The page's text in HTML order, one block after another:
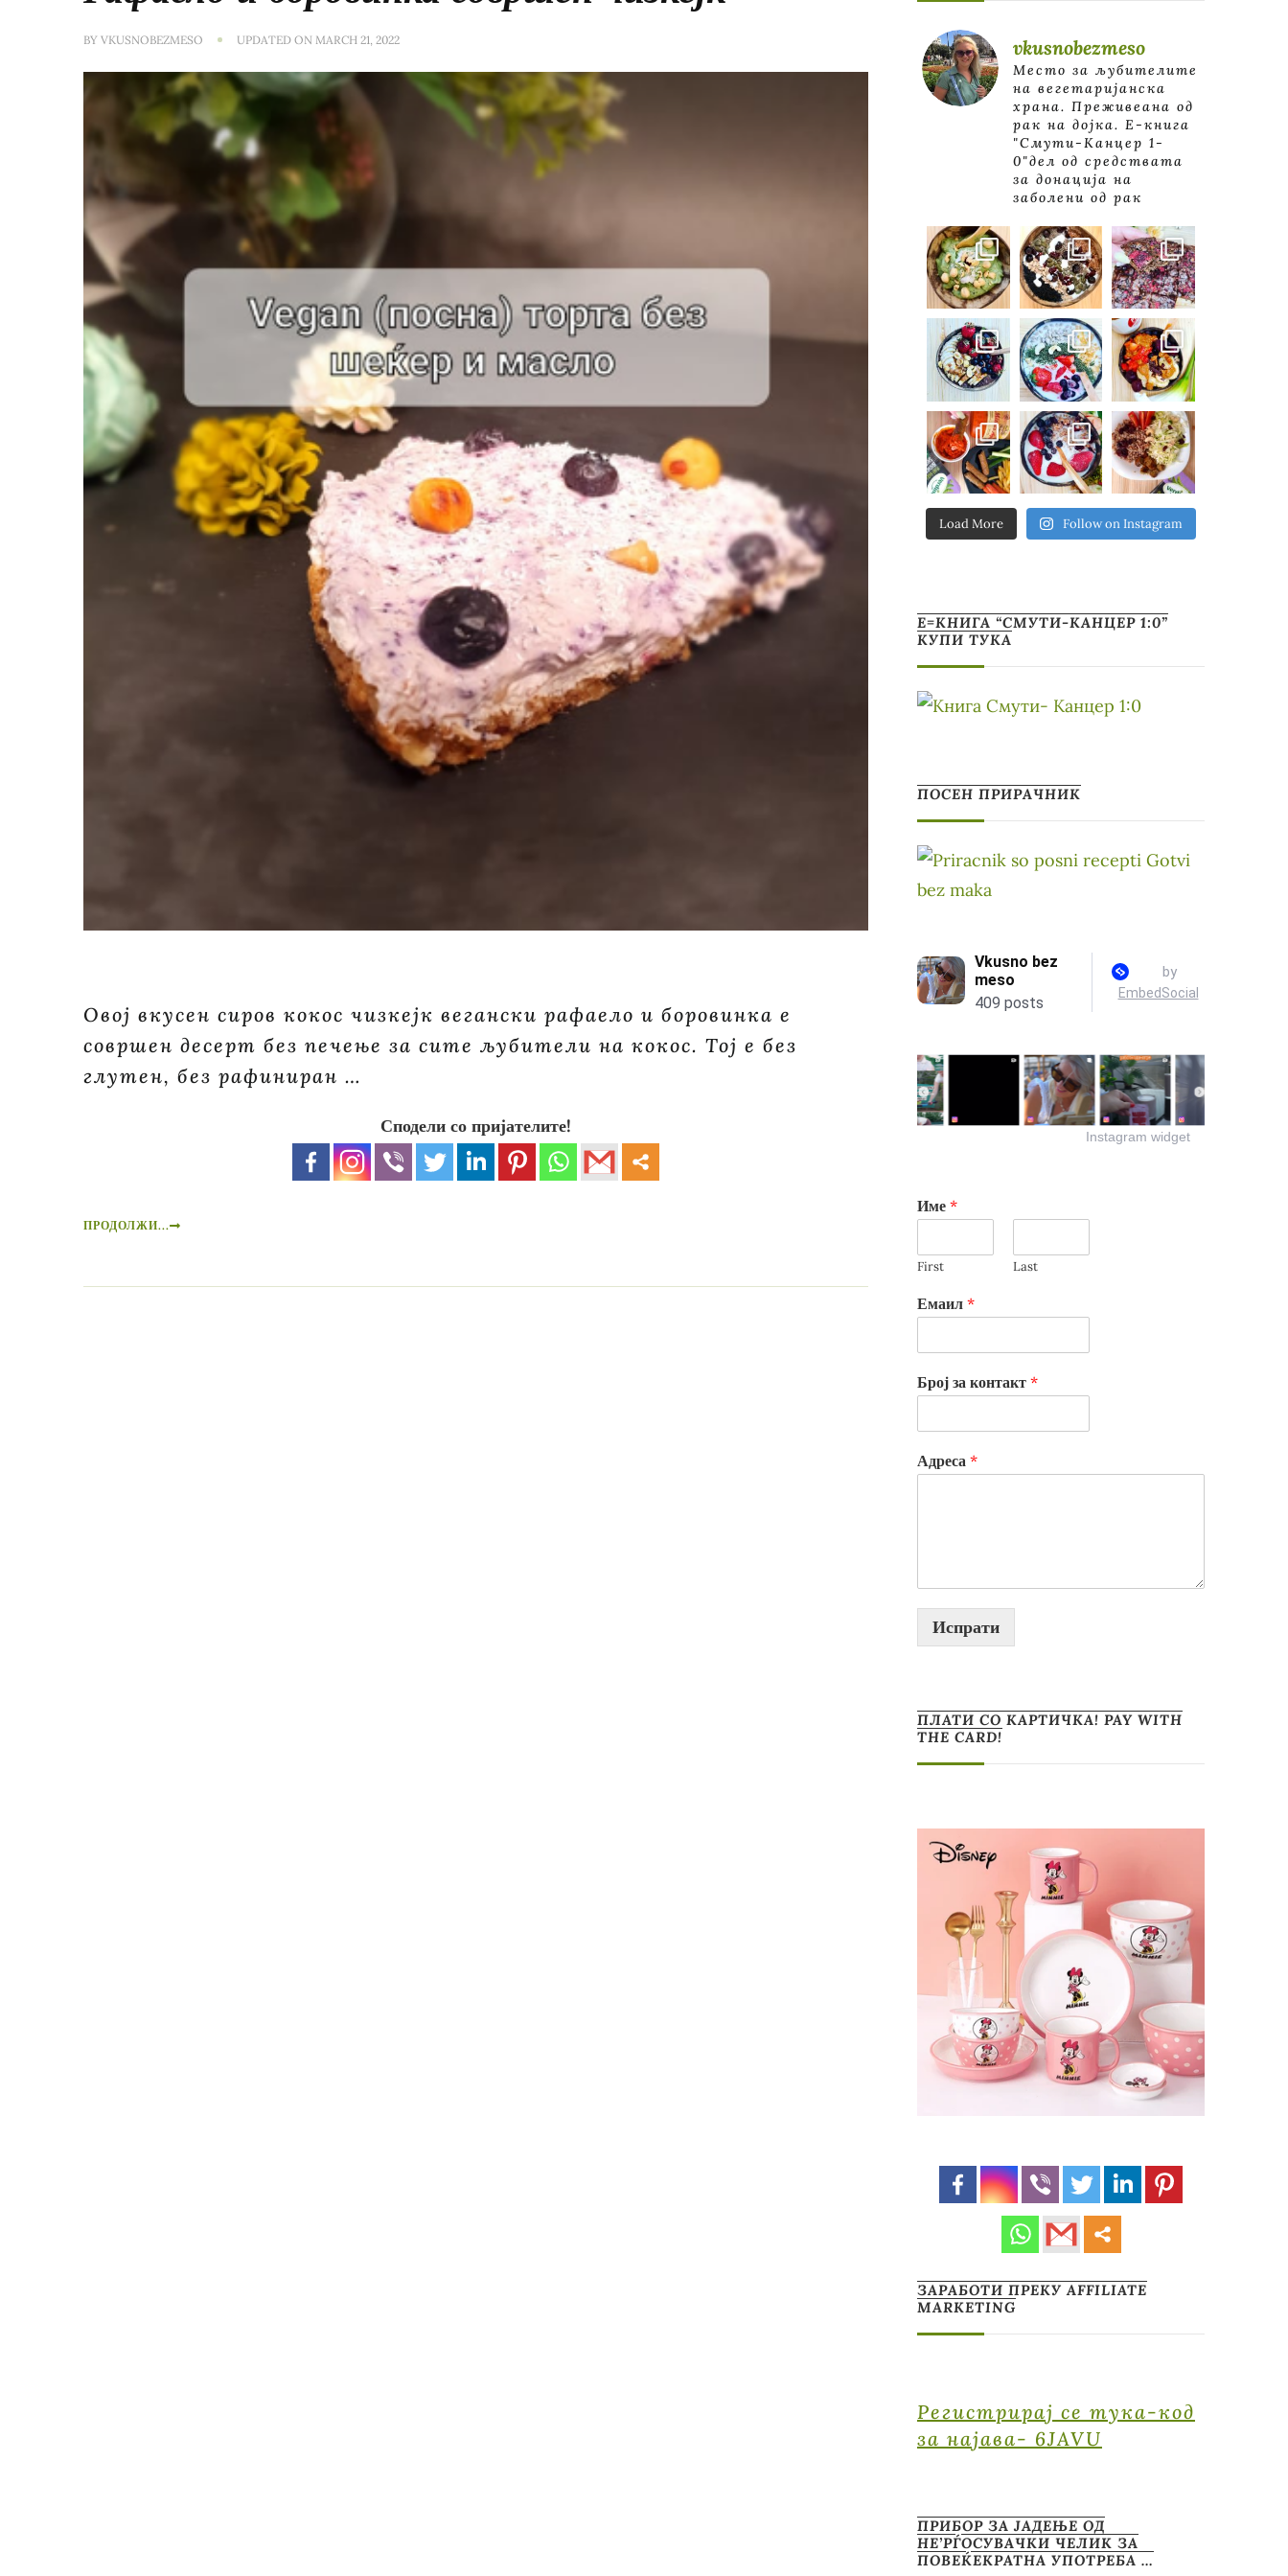
BYVKUSNOBEZMESO UPDATED ON MARCH 21, 2022
Овој вкусен сиров кокос чизкејк вегански рафаело и боровинка е
совршен десерт без печење за сите љубители на кокос. Тој е без
глутен, без рафиниран …
Сподели со пријателите!
ПРОДОЛЖИ...
vkusnobezmeso
Место за љубителите
на вегетаријанска
храна. Преживеана од
рак на дојка. E-книга
"Смути-Канцер 1-
0"дел од средствата
за донација на
заболени од рак
Load More Follow on Instagram
Е=КНИГА “СМУТИ-КАНЦЕР 1:0”
КУПИ ТУКА
ПОСЕН ПРИРАЧНИК
Instagram widget
Име *
First Last
Емаил *
Број за контакт *
Адреса *
Испрати
ПЛАТИ СО КАРТИЧКА! PAY WITH
THE CARD!
ЗАРАБОТИ ПРЕКУ AFFILIATE
MARKETING
Регистрирај се тука-код
за најава- 6JAVU
ПРИБОР ЗА ЈАДЕЊЕ ОД
НЕ’РЃОСУВАЧКИ ЧЕЛИК ЗА
ПОВЕЌЕКРАТНА УПОТРЕБА …